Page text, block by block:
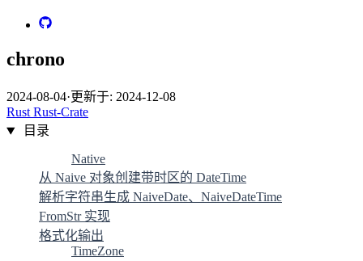
chrono
2024-08-04·更新于: 2024-12-08
RustRust-Crate
目录
Native
从 Naive 对象创建带时区的 DateTime
解析字符串生成 NaiveDate、NaiveDateTime
FromStr 实现
格式化输出
TimeZone